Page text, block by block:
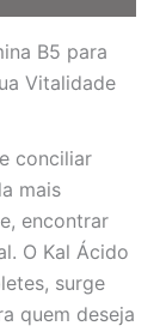
B5 para
Vitalidade
conciliar
mais
encontrar
O Kal Ácido
surge
quem deseja